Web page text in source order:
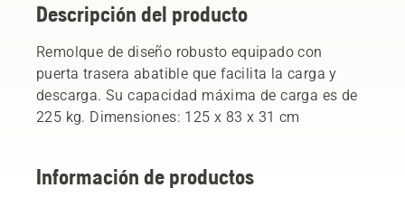
Descripción del producto
Remolque de diseño robusto equipado con
puerta trasera abatible que facilita la carga y
descarga. Su capacidad máxima de carga es de
225 kg. Dimensiones: 125 x 83 x 31 cm
Información de productos